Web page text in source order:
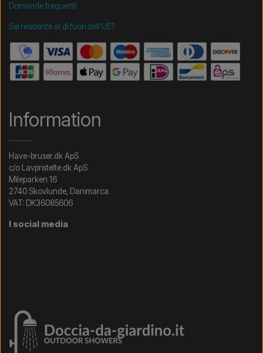
Domande frequenti
Sei residente al di fuori dell'UE?
Information
Have-bruser.dk ApS
c/o Lavpristelte.dk ApS
Mileparken 16
2740 Skovlunde, Danimarca
VAT: DK36085606
I social media